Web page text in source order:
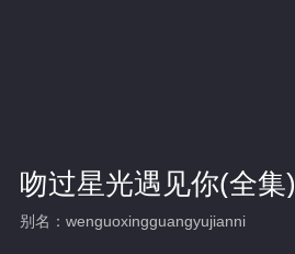
吻过星光遇见你(全集)
别名：wenguoxingguangyujianni